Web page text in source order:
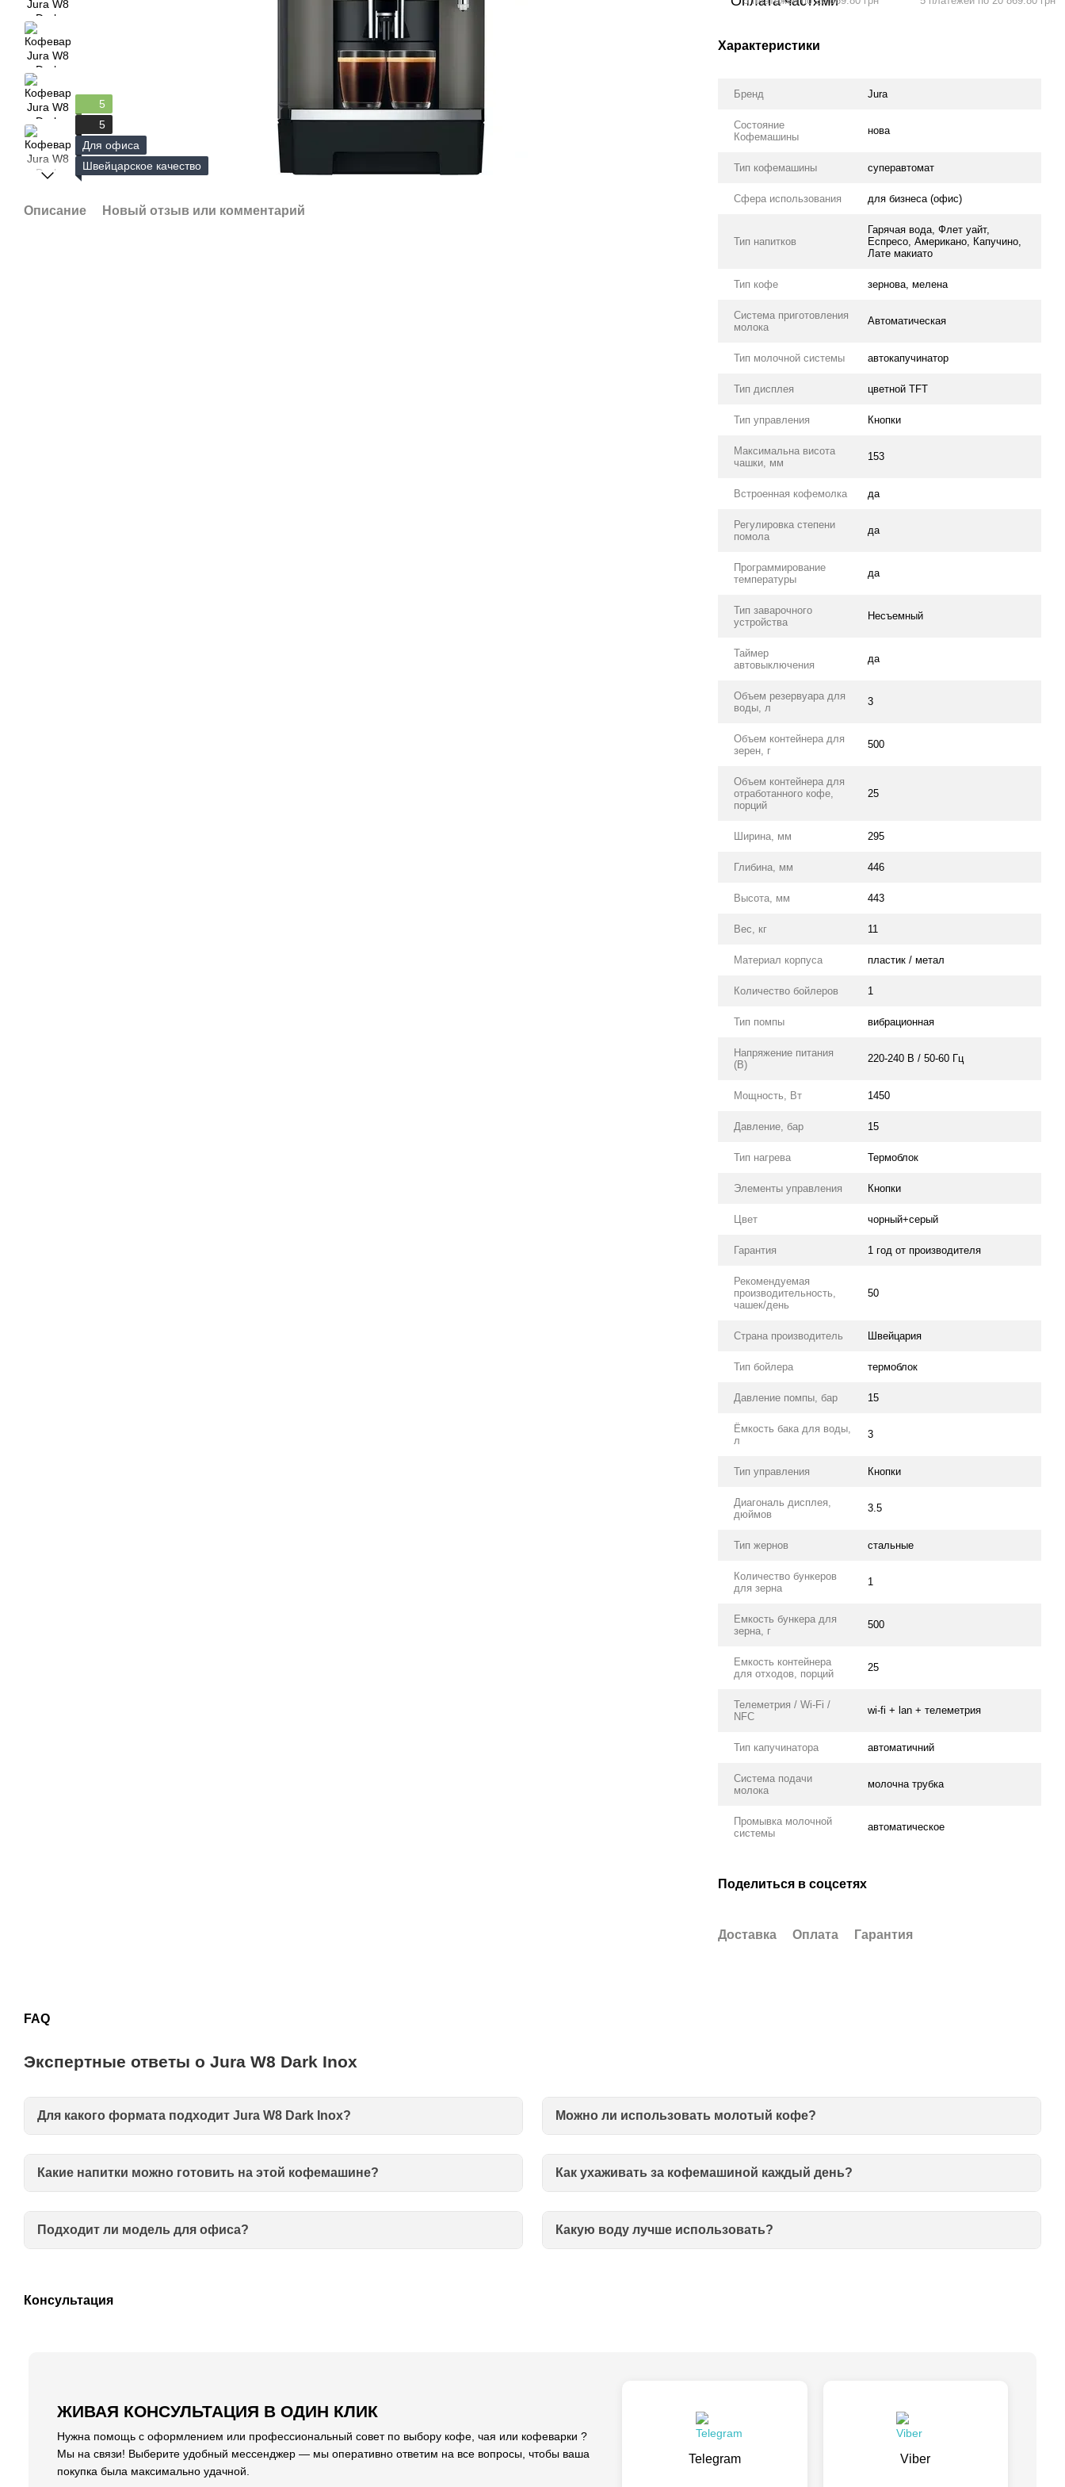
5
5
Для офиса
Швейцарское качество
Описание Новый отзыв или комментарий
Характеристики
Бренд Jura
Состояние
Кофемашины
нова
Тип кофемашины суперавтомат
Сфера использования для бизнеса (офис)
Тип напитков
Гарячая вода, Флет уайт,
Еспресо, Американо, Капучино,
Лате макиато
Тип кофе зернова, мелена
Система приготовления
молока
Автоматическая
Тип молочной системы автокапучинатор
Тип дисплея цветной TFT
Тип управления Кнопки
Максимальна висота
чашки, мм
153
Встроенная кофемолка да
Регулировка степени
помола
да
Программирование
температуры
да
Тип заварочного
устройства
Несъемный
Таймер
автовыключения
да
Объем резервуара для
воды, л
3
Объем контейнера для
зерен, г
500
Объем контейнера для
отработанного кофе,
порций
25
Ширина, мм 295
Глибина, мм 446
Высота, мм 443
Вес, кг 11
Материал корпуса пластик / метал
Количество бойлеров 1
Тип помпы вибрационная
Напряжение питания
(В)
220-240 В / 50-60 Гц
Мощность, Вт 1450
Давление, бар 15
Тип нагрева Термоблок
Элементы управления Кнопки
Цвет чорный+серый
Гарантия 1 год от производителя
Рекомендуемая
производительность,
чашек/день
50
Страна производитель Швейцария
Тип бойлера термоблок
Давление помпы, бар 15
Ёмкость бака для воды,
л
3
Тип управления Кнопки
Диагональ дисплея,
дюймов
3.5
Тип жернов стальные
Количество бункеров
для зерна
1
Емкость бункера для
зерна, г
500
Емкость контейнера
для отходов, порций
25
Телеметрия / Wi-Fi /
NFC
wi-fi + lan + телеметрия
Тип капучинатора автоматичний
Система подачи
молока
молочна трубка
Промывка молочной
системы
автоматическое
Поделиться в соцсетях
Доставка Оплата Гарантия
FAQ
Экспертные ответы о Jura W8 Dark Inox
Для какого формата подходит Jura W8 Dark Inox? Можно ли использовать молотый кофе?
Какие напитки можно готовить на этой кофемашине? Как ухаживать за кофемашиной каждый день?
Подходит ли модель для офиса? Какую воду лучше использовать?
Консультация
ЖИВАЯ КОНСУЛЬТАЦИЯ В ОДИН КЛИК
Нужна помощь с оформлением или профессиональный совет по выбору кофе, чая или кофеварки ?
Мы на связи! Выберите удобный мессенджер — мы оперативно ответим на все вопросы, чтобы ваша
покупка была максимально удачной.
Telegram Viber